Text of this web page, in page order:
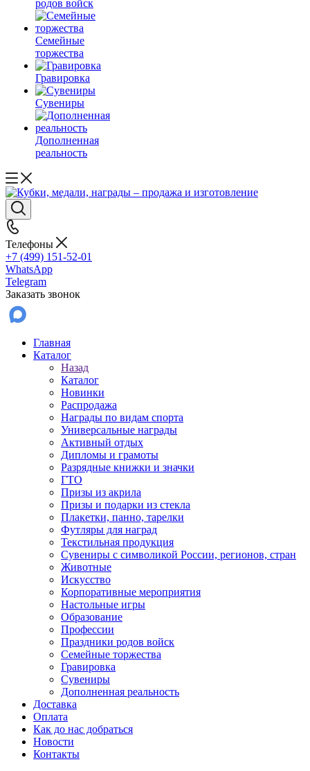
родов войск
Семейные
торжества
Гравировка
Сувениры
Дополненная
реальность
Телефоны
+7 (499) 151-52-01
WhatsApp
Telegram
Заказать звонок
Главная
Каталог
Назад
Каталог
Новинки
Распродажа
Награды по видам спорта
Универсальные награды
Активный отдых
Дипломы и грамоты
Разрядные книжки и значки
ГТО
Призы из акрила
Призы и подарки из стекла
Плакетки, панно, тарелки
Футляры для наград
Текстильная продукция
Сувениры с символикой России, регионов, стран
Животные
Искусство
Корпоративные мероприятия
Настольные игры
Образование
Профессии
Праздники родов войск
Семейные торжества
Гравировка
Сувениры
Дополненная реальность
Доставка
Оплата
Как до нас добраться
Новости
Контакты